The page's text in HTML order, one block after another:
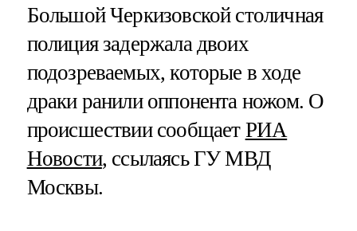
Большой Черкизовской столичная
полиция задержала двоих
подозреваемых, которые в ходе
драки ранили оппонента ножом. О
происшествии сообщает РИА
Новости, ссылаясь ГУ МВД
Москвы.